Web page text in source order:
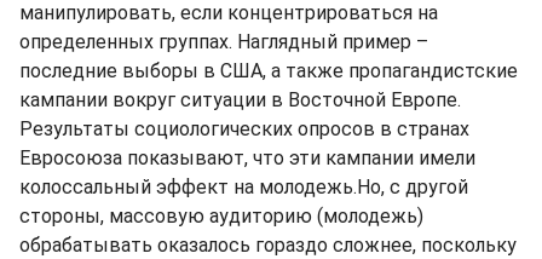
манипулировать, если концентрироваться на
определенных группах. Наглядный пример –
последние выборы в США, а также пропагандистские
кампании вокруг ситуации в Восточной Европе.
Результаты социологических опросов в странах
Евросоюза показывают, что эти кампании имели
колоссальный эффект на молодежь.Но, с другой
стороны, массовую аудиторию (молодежь)
обрабатывать оказалось гораздо сложнее, поскольку